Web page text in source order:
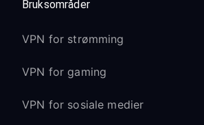
Bruksområder
VPN for strømming
VPN for gaming
VPN for sosiale medier